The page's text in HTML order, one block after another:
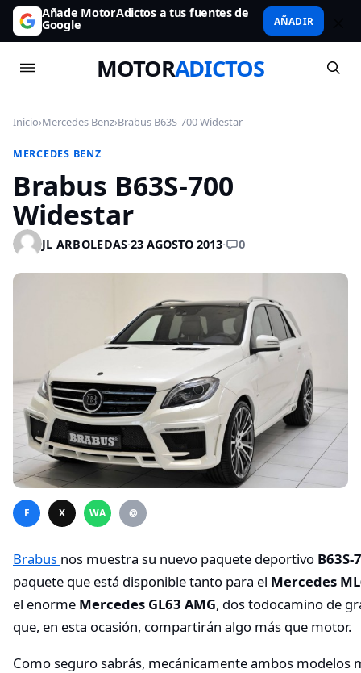
Añade MotorAdictos a tus fuentes de
Google AÑADIR
MOTORADICTOS
Inicio›Mercedes Benz›Brabus B63S-700 Widestar
MERCEDES BENZ
Brabus B63S-700
Widestar
JL ARBOLEDAS·23 AGOSTO 2013· 0
F X WA @
Brabus nos muestra su nuevo paquete deportivo
paquete que está disponible tanto para el Mercedes
el enorme Mercedes GL63 AMG, dos todocamino de
que, en esta ocasión, compartirán algo más que motor.
Como seguro sabrás, mecánicamente ambos modelos